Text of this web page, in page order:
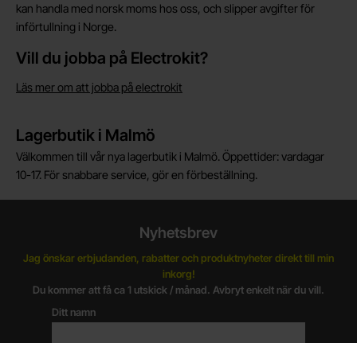
kan handla med norsk moms hos oss, och slipper avgifter för
införtullning i Norge.
Vill du jobba på Electrokit?
Läs mer om att jobba på electrokit
Lagerbutik i Malmö
Välkommen till vår nya lagerbutik i Malmö. Öppettider: vardagar
10-17. För snabbare service, gör en förbeställning.
Nyhetsbrev
Jag önskar erbjudanden, rabatter och produktnyheter direkt till min
inkorg!
Du kommer att få ca 1 utskick / månad. Avbryt enkelt när du vill.
Ditt namn